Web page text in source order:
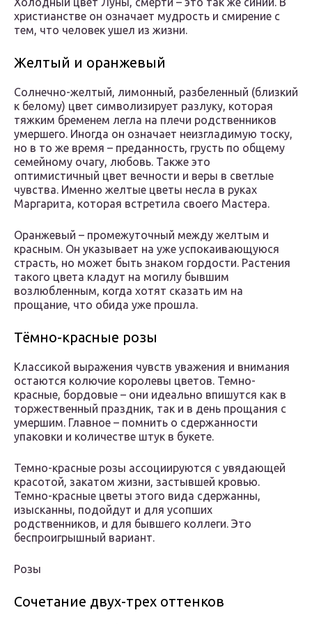
христианстве он означает мудрость и смирение с
тем, что человек ушел из жизни.
Желтый и оранжевый
Солнечно-желтый, лимонный, разбеленный (близкий
к белому) цвет символизирует разлуку, которая
тяжким бременем легла на плечи родственников
умершего. Иногда он означает неизгладимую тоску,
но в то же время – преданность, грусть по общему
семейному очагу, любовь. Также это
оптимистичный цвет вечности и веры в светлые
чувства. Именно желтые цветы несла в руках
Маргарита, которая встретила своего Мастера.
Оранжевый – промежуточный между желтым и
красным. Он указывает на уже успокаивающуюся
страсть, но может быть знаком гордости. Растения
такого цвета кладут на могилу бывшим
возлюбленным, когда хотят сказать им на
прощание, что обида уже прошла.
Тёмно-красные розы
Классикой выражения чувств уважения и внимания
остаются колючие королевы цветов. Темно-
красные, бордовые – они идеально впишутся как в
торжественный праздник, так и в день прощания с
умершим. Главное – помнить о сдержанности
упаковки и количестве штук в букете.
Темно-красные розы ассоциируются с увядающей
красотой, закатом жизни, застывшей кровью.
Темно-красные цветы этого вида сдержанны,
изысканны, подойдут и для усопших
родственников, и для бывшего коллеги. Это
беспроигрышный вариант.
Розы
Сочетание двух-трех оттенков